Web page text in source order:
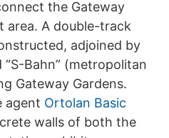
the Gateway
area. A double-track
adjoined by
Bahn” (metropolitan
Gateway Gardens.
agent Ortolan Basic
walls of both the
från YouTube, som
är YouTube LLC, 901
94066, USA. Om du
med ett YouTube-plugin
servrarna. Här
om vilka av våra sidor du
på ditt YouTube-konto
direkt till din personliga